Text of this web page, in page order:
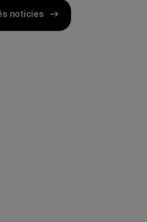
noticies